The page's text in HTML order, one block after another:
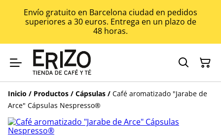
Envío gratuito en Barcelona ciudad en pedidos
superiores a 30 euros. Entrega en un plazo de
48 horas.
Inicio / Productos / Cápsulas / Café aromatizado "Jarabe de
Arce" Cápsulas Nespresso®